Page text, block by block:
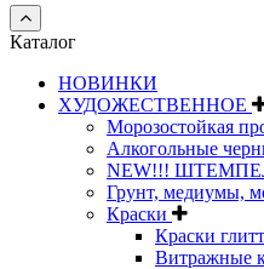
Каталог
НОВИНКИ
ХУДОЖЕСТВЕННОЕ
Морозостойкая
Алкогольные
NEW!!!
Грунт, медиумы,
Краски
Краски
Витражные